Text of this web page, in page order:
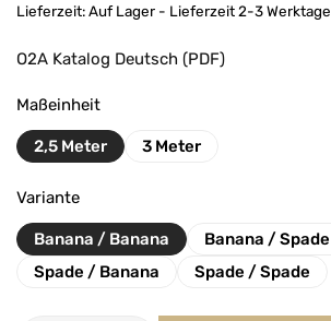
Lieferzeit:Auf Lager - Lieferzeit 2-3 Werktage
O2A Katalog Deutsch (PDF)
Maßeinheit
2,5 Meter 3 Meter
Variante
Banana / Banana
Banana / Spade
Spade / Banana
Spade / Spade